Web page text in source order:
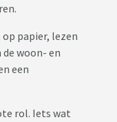
papier, lezen
woon- en
een
rol. Iets wat